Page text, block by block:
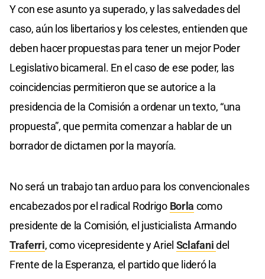
Y con ese asunto ya superado, y las salvedades del
caso, aún los libertarios y los celestes, entienden que
deben hacer propuestas para tener un mejor Poder
Legislativo bicameral. En el caso de ese poder, las
coincidencias permitieron que se autorice a la
presidencia de la Comisión a ordenar un texto, “una
propuesta”, que permita comenzar a hablar de un
borrador de dictamen por la mayoría.
No será un trabajo tan arduo para los convencionales
encabezados por el radical Rodrigo Borla como
presidente de la Comisión, el justicialista Armando
Traferri, como vicepresidente y Ariel Sclafanidel
Frente de la Esperanza, el partido que lideró la